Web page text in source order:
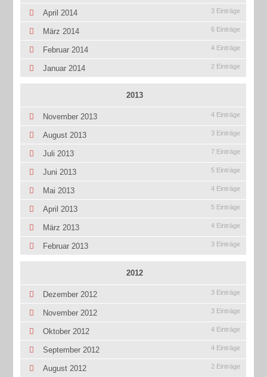
April 2014 3 Einträge
März 2014 6 Einträge
Februar 2014 4 Einträge
Januar 2014 2 Einträge
2013
November 2013 4 Einträge
August 2013 3 Einträge
Juli 2013 7 Einträge
Juni 2013 5 Einträge
Mai 2013 4 Einträge
April 2013 5 Einträge
März 2013 4 Einträge
Februar 2013 3 Einträge
2012
Dezember 2012 3 Einträge
November 2012 3 Einträge
Oktober 2012 4 Einträge
September 2012 4 Einträge
August 2012 2 Einträge